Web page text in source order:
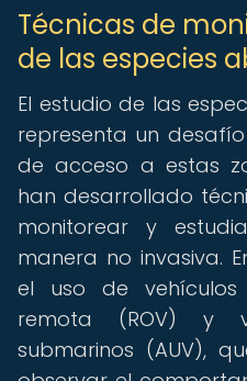
Técnicas de
de las especies
El estudio de las
representa un
de acceso a estas
han desarrollado
monitorear y
manera no invasiva.
el uso de
remota (ROV) y
submarinos (AUV),